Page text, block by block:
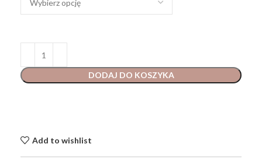
DODAJ DO KOSZYKA
Add to wishlist